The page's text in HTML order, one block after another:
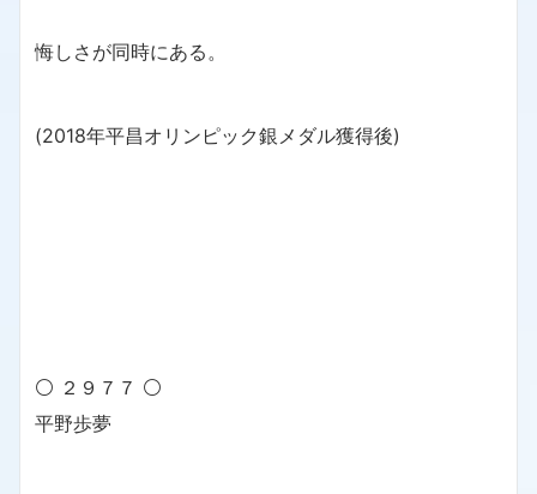
悔しさが同時にある。
(2018年平昌オリンピック銀メダル獲得後)
⚪ ２９７７ ⚪
平野歩夢